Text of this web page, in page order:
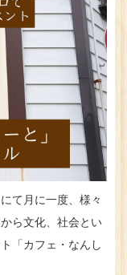
て月に一度、様々
ら文化、社会とい
「カフェ・なんし